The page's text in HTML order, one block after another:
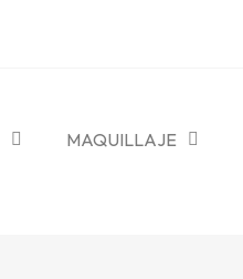
MAQUILLAJE